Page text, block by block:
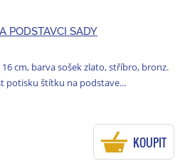
PODSTAVCI SADY
cm, barva sošek zlato, stříbro, bronz.
potisku štítku na podstave...
KOUPIT